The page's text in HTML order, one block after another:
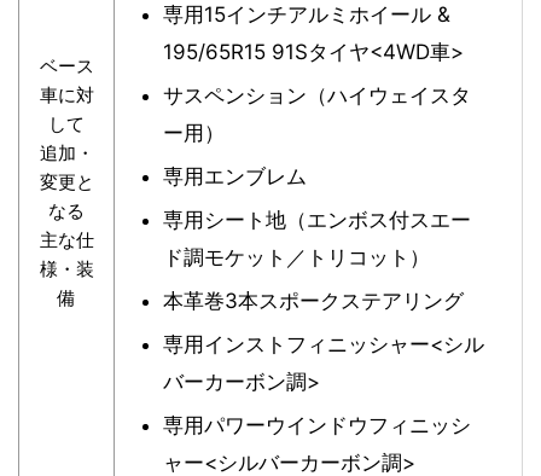
ベース
車に対
して
追加・
変更と
なる
主な仕
様・装
備
専用15インチアルミホイール &
195/65R15 91Sタイヤ<4WD車>
サスペンション（ハイウェイスタ
ー用）
専用エンブレム
専用シート地（エンボス付スエー
ド調モケット／トリコット）
本革巻3本スポークステアリング
専用インストフィニッシャー<シル
バーカーボン調>
専用パワーウインドウフィニッシ
ャー<シルバーカーボン調>